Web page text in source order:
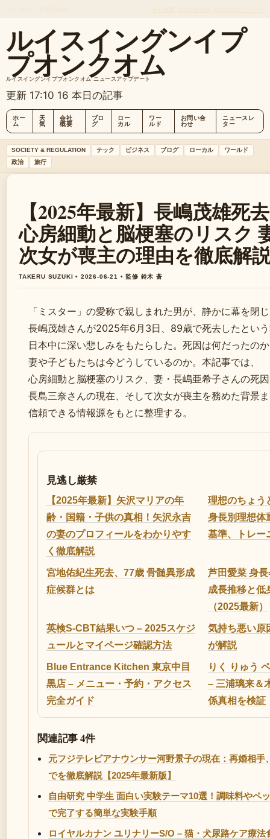
ルイスイングンイプ
プオンクオム
ルイスイングンイププオンクオム ニュースアップデート
更新 17:10 16 本日の記事
ホー
ム
天
気
会社
概要
ブロ
グ
ロー
カル
ワー
ルド
お問い合
わせ
ニュースレ
ター
SOCIETY & REGULATION テック ビジネス ブログ ローカル
ワールド
政治
旅行
【2025年最新】長嶋茂雄死
心房細動と脳梗塞のリスク
次女が喪主の理由を徹底解
TAKERU SUZUKI • 2026-06-21 • 監修 鈴木 蒼
「ミスター」の愛称で親しまれた男が、静かに幕を閉
長嶋茂雄さんが2025年6月3日、89歳で死去したとい
日本中に深い悲しみをもたらした。死因は何だったの
妻や子どもたちは今どうしているのか。本記事では、
心房細動と脳梗塞のリスク、妻・長嶋亜希子さんの死
長島三奈さんの現在、そして次女が喪主を務めた背景
信頼できる情報源をもとに整理する。
見逃し厳禁
【2025年最新】矢沢マリアの年
齢・国籍・子供の真相！矢沢永吉
の妻のプロフィールをわかりやす
く徹底解説
理想のちょう
身長別理想体
基準、トレー
宮地佑紀生死去、77歳 骨髄異形成
症候群とは
芦田愛菜 身
成長推移と低
（2025最新）
英検S-CBT結果いつ – 2025スケジ
ュールとマイページ確認方法
気持ち悪い原
が解説
Blue Entrance Kitchen 東京中目
黒店 – メニュー・予約・アクセス
完全ガイド
りく りゅう
– 三浦璃来＆
係真相を検証
関連記事 4件
元フジテレビアナウンサー河野景子の現在：再婚相手
でを徹底解説【2025年最新版】
自由研究 中学生 面白い実験テーマ10選！調味料やペ
で完了する簡単な実験手順
ロイヤルカナン ユリナリーS/O – 猫・犬尿路ケア療法